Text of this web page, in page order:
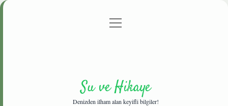
Gizlilik Politikası
menüyü
Su ve Hikaye
Denizden ilham alan keyifli bilgiler!